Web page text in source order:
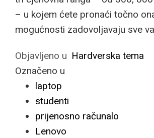
– u kojem ćete pronaći točno
mogućnosti zadovoljavaju sve
Objavljeno u Hardverska tema
Označeno u
laptop
studenti
prijenosno računalo
Lenovo